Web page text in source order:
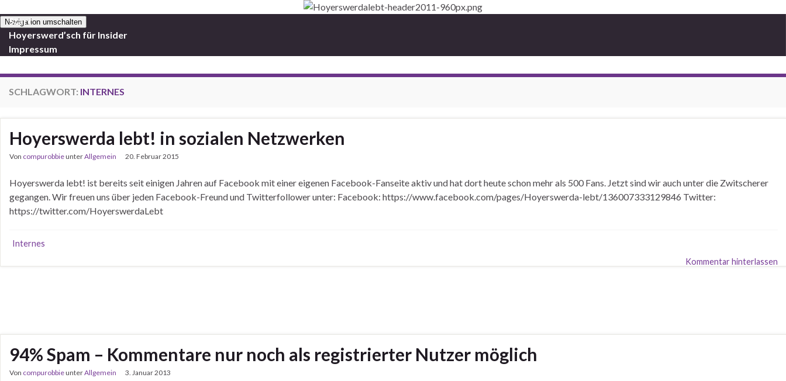
Navigation umschalten
Start
Hoyerswerd’sch für Insider
Impressum
SCHLAGWORT: INTERNES
Hoyerswerda lebt! in sozialen Netzwerken
Von compurobbieunterAllgemein 20. Februar 2015
Hoyerswerda lebt! ist bereits seit einigen Jahren auf Facebook mit einer eigenen Facebook-Fanseite aktiv und hat dort heute schon mehr als 500 Fans. Jetzt sind wir auch unter die Zwitscherer
gegangen. Wir freuen uns über jeden Facebook-Freund und Twitterfollower unter: Facebook: https://www.facebook.com/pages/Hoyerswerda-lebt/136007333129846 Twitter:
https://twitter.com/HoyerswerdaLebt
Internes
Kommentar hinterlassen
94% Spam – Kommentare nur noch als registrierter Nutzer möglich
Von compurobbieunterAllgemein 3. Januar 2013